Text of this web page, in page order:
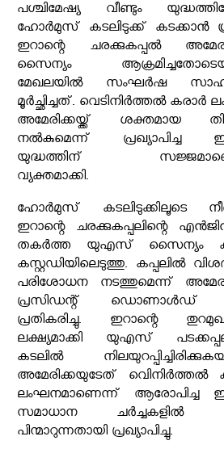
പശ്ചിമേഷ്യ വീണ്ടും
ഹോർമുസ് കടലിടുക്ക് കടക്കാൻ
ഇറാന്റെ ചരക്കുകപ്പൽ
സൈന്യം
മേഖലയിൽ സംഘർഷ
മൂർച്ഛിച്ചത്. വെടിനിർത്തൽ കരാർ
അമേരിക്കയ്ക്ക് ശക്തമായ
നൽകുമെന്ന് പ്രഖ്യാപിച്ച
യുദ്ധത്തിന്
വ്യക്തമാക്കി.
ഹോർമുസ് കടലിടുക്കിലൂടെ
ഇറാന്റെ ചരക്കുകപ്പലിന്റെ
തകർത്ത യുഎസ് സൈന്യം
കസ്റ്റഡിയിലെടുത്തു. കപ്പലിൽ
പരിശോധന നടത്തുമെന്ന്
പ്രസിഡന്റ് ഡൊണാൾഡ്
പ്രതികരിച്ചു. ഇറാന്റെ
ലക്ഷ്യമാക്കി യുഎസ്
കടലിൽ
അമേരിക്കയുടേത് വെിനിർത്തൽ
ലംഘനമാണെന്ന് ആരോപിച്ച
സമാധാന ചർച്ചകളിൽ
പിന്മാറുന്നതായി പ്രഖ്യാപിച്ചു.